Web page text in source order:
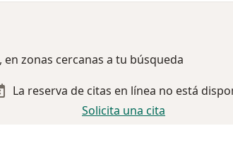
zonas cercanas a tu búsqueda
La reserva de citas en línea no está
Solicita una cita